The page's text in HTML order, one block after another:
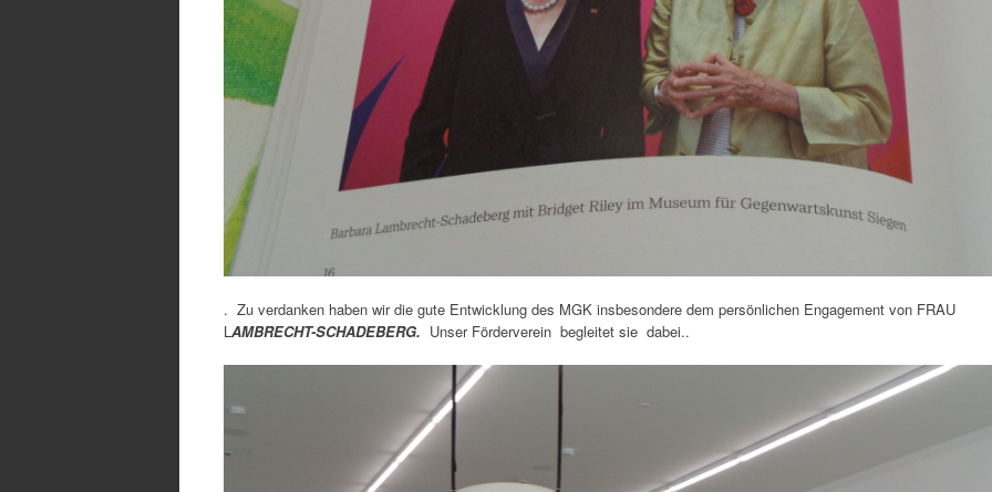
. Zu verdanken haben wir die gute Entwicklung des MGK insbesondere dem persönlichen Engagement von FRAU
LAMBRECHT-SCHADEBERG. Unser Förderverein begleitet sie dabei..